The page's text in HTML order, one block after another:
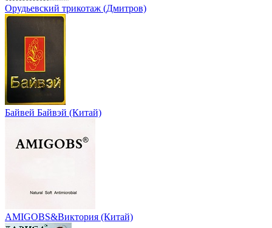
Орудьевский трикотаж (Дмитров)
Байвей Байвэй (Китай)
AMIGOBS&Виктория (Китай)